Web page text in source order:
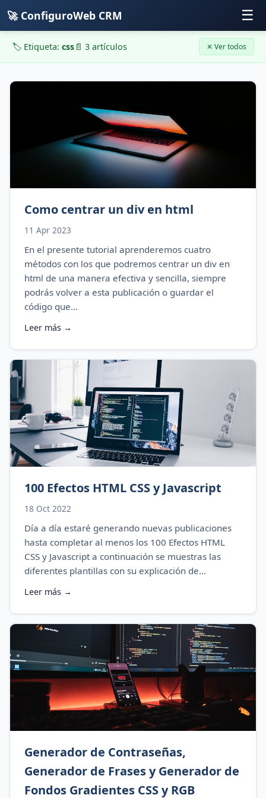
🚀 ConfiguroWeb CRM ☰
🏷️ Etiqueta: css📄 3 artículos ✕ Ver todos
Como centrar un div en html
11 Apr 2023
En el presente tutorial aprenderemos cuatro
métodos con los que podremos centrar un div en
html de una manera efectiva y sencilla, siempre
podrás volver a esta publicación o guardar el
código que...
Leer más →
100 Efectos HTML CSS y Javascript
18 Oct 2022
Día a día estaré generando nuevas publicaciones
hasta completar al menos los 100 Efectos HTML
CSS y Javascript a continuación se muestras las
diferentes plantillas con su explicación de...
Leer más →
Generador de Contraseñas,
Generador de Frases y Generador de
Fondos Gradientes CSS y RGB